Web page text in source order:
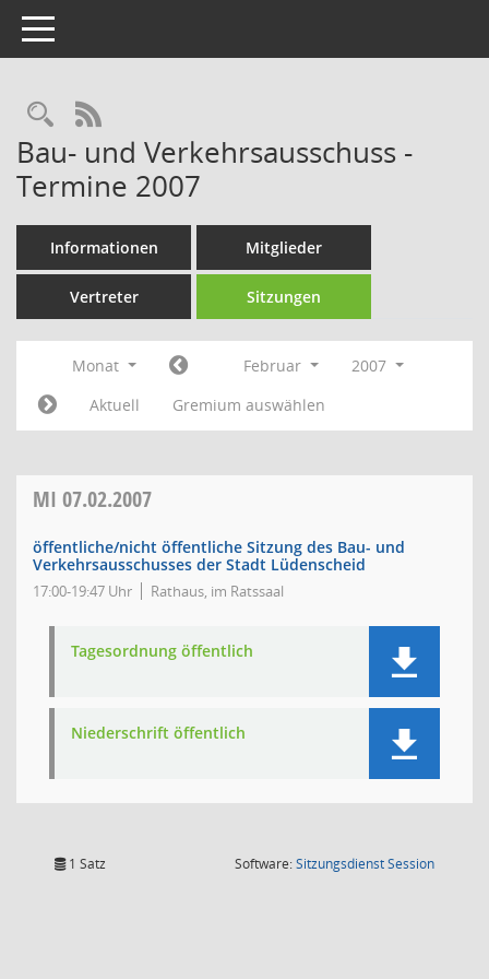
Toggle navigation
Rechercheauswahl
RSS-Feed
Bau- und Verkehrsausschuss -
Termine 2007
Informationen Mitglieder
Vertreter Sitzungen
Monat Februar
2007
Aktuell
Gremium auswählen
MI 07.02.2007
öffentliche/nicht öffentliche Sitzung des Bau- und
Verkehrsausschusses der Stadt Lüdenscheid
17:00-19:47 Uhr Rathaus, im Ratssaal
Tagesordnung öffentlich
Niederschrift öffentlich
1 Satz Software:SitzungsdienstSession(Wird in